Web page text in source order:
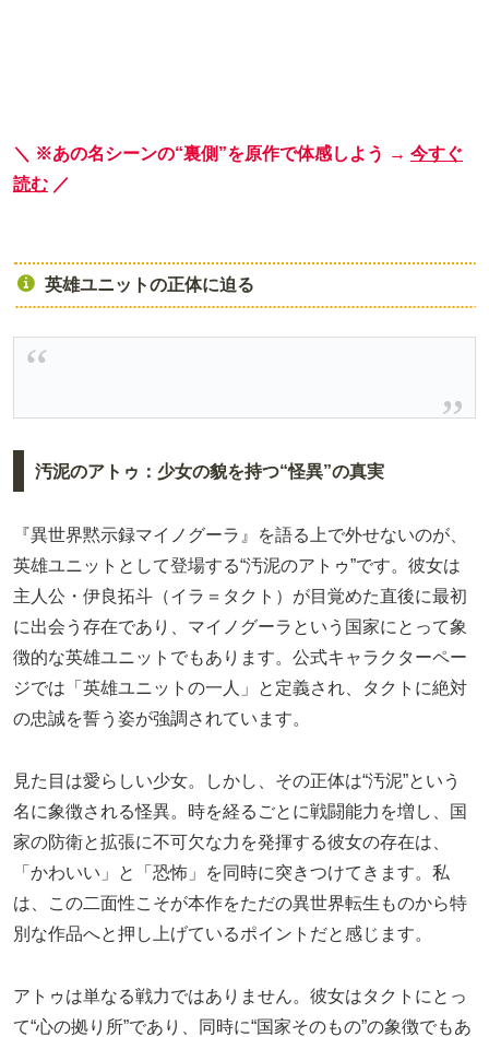
＼ ※あの名シーンの“裏側”を原作で体感しよう → 今すぐ
読む ／
英雄ユニットの正体に迫る
汚泥のアトゥ：少女の貌を持つ“怪異”の真実
『異世界黙示録マイノグーラ』を語る上で外せないのが、
英雄ユニットとして登場する“汚泥のアトゥ”です。彼女は
主人公・伊良拓斗（イラ＝タクト）が目覚めた直後に最初
に出会う存在であり、マイノグーラという国家にとって象
徴的な英雄ユニットでもあります。公式キャラクターペー
ジでは「英雄ユニットの一人」と定義され、タクトに絶対
の忠誠を誓う姿が強調されています。
見た目は愛らしい少女。しかし、その正体は“汚泥”という
名に象徴される怪異。時を経るごとに戦闘能力を増し、国
家の防衛と拡張に不可欠な力を発揮する彼女の存在は、
「かわいい」と「恐怖」を同時に突きつけてきます。私
は、この二面性こそが本作をただの異世界転生ものから特
別な作品へと押し上げているポイントだと感じます。
アトゥは単なる戦力ではありません。彼女はタクトにとっ
て“心の拠り所”であり、同時に“国家そのもの”の象徴でもあ